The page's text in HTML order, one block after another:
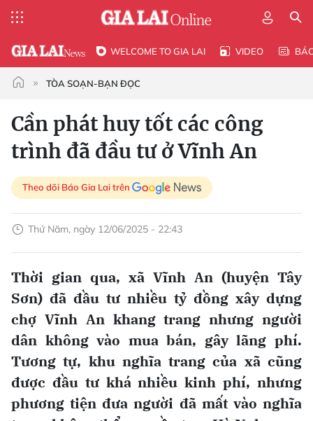
WELCOME TO GIA LAI VIDEO
TÒA SOẠN-BẠN ĐỌC
Cần phát huy tốt các công
trình đã đầu tư ở Vĩnh An
Theo dõi Báo Gia Lai trên
Thứ Năm, ngày 12/06/2025 - 22:43
Thời gian qua, xã Vĩnh An (huyện Tây
Sơn) đã đầu tư nhiều tỷ đồng xây dựng
chợ Vĩnh An khang trang nhưng người
dân không vào mua bán, gây lãng phí.
Tương tự, khu nghĩa trang của xã cũng
được đầu tư khá nhiều kinh phí, nhưng
phương tiện đưa người đã mất vào nghĩa